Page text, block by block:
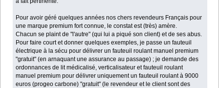
Pour avoir géré quelques années nos chers revendeurs Français pour
une marque premium fort connue, le constat est (très) amère.
Chacun se plaint de "l'autre" (qui lui a piqué son client) et de ses abus.
Pour faire court et donner quelques exemples, je passe un fauteuil
électrique à la sécu pour délivrer un fauteuil roulant manuel premium
"gratuit" (en arnaquant une assurance au passage) ; je demande des
ordonnances de lit médicalisé, verticalisateur et fauteuil roulant
manuel premium pour délivrer uniquement un fauteuil roulant à 9000
euros (progeo carbone) "gratuit" (le revendeur et le client sont des